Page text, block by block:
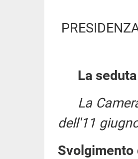
La
La
dell'11